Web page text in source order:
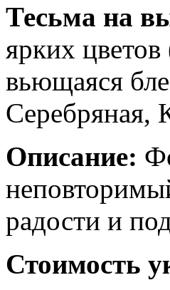
Тесьма на
ярких
вьющаяся
Серебряная,
Описание:
радости и
Стоимость